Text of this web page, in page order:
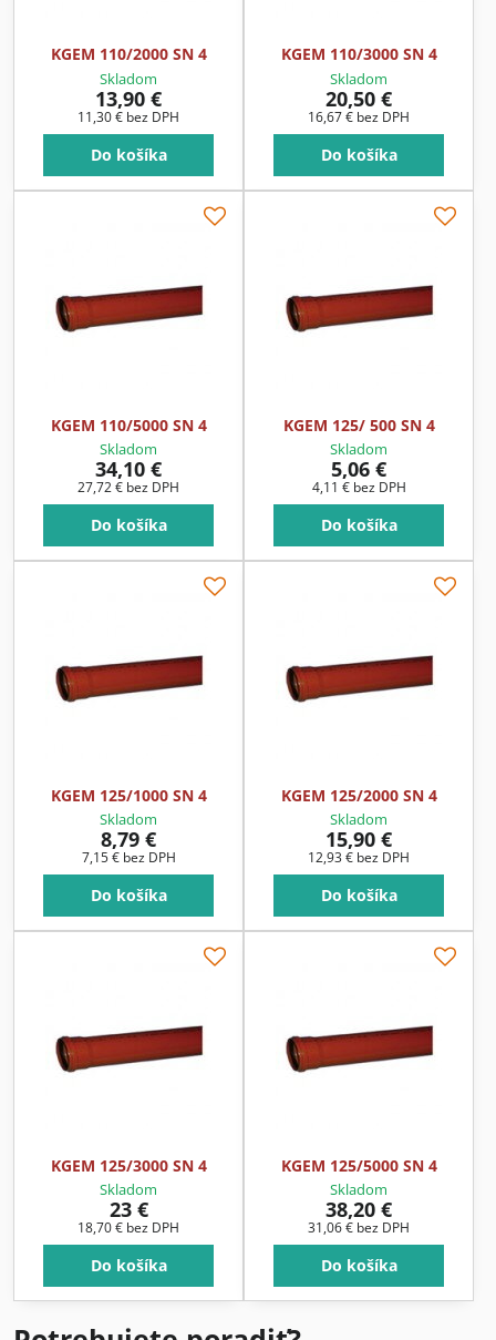
KGEM 110/2000 SN 4
Skladom
13,90 €
11,30 € bez DPH
Do košíka
KGEM 110/3000 SN 4
Skladom
20,50 €
16,67 € bez DPH
Do košíka
KGEM 110/5000 SN 4
Skladom
34,10 €
27,72 € bez DPH
Do košíka
KGEM 125/ 500 SN 4
Skladom
5,06 €
4,11 € bez DPH
Do košíka
KGEM 125/1000 SN 4
Skladom
8,79 €
7,15 € bez DPH
Do košíka
KGEM 125/2000 SN 4
Skladom
15,90 €
12,93 € bez DPH
Do košíka
KGEM 125/3000 SN 4
Skladom
23 €
18,70 € bez DPH
Do košíka
KGEM 125/5000 SN 4
Skladom
38,20 €
31,06 € bez DPH
Do košíka